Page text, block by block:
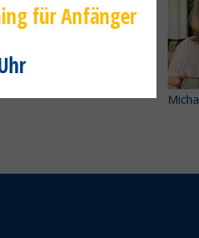
für Anfänger